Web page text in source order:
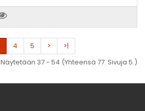
4 5 >
>|
Näytetään 37 - 54 (Yhteensä 77. Sivuja 5.)